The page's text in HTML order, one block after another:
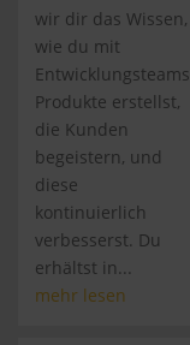
wir dir das Wissen,
wie du mit
Entwicklungsteams
Produkte erstellst,
die Kunden
begeistern, und
diese
kontinuierlich
verbesserst. Du
erhältst in...
mehr lesen